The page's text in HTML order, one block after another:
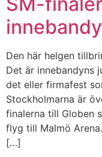
Den här helgen
Det är innebandyns
det eller firmafest
Stockholmarna är
finalerna till Globen
flyg till Malmö
[…]